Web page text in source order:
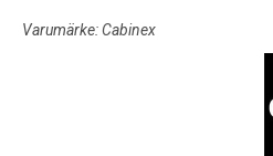
Varumärke: Cabinex